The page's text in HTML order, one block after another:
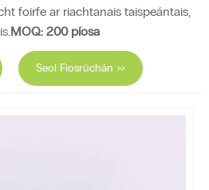
foirfe ar riachtanais taispeántais,
MOQ: 200 píosa
Seol Fiosrúchán >>